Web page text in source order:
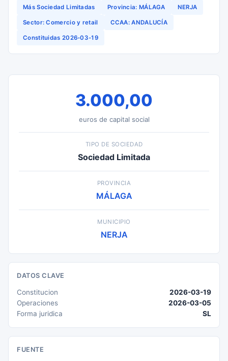
Más Sociedad Limitadas Provincia: MÁLAGA NERJA
Sector: Comercio y retail CCAA: ANDALUCÍA
Constituidas 2026-03-19
3.000,00
euros de capital social
TIPO DE SOCIEDAD
Sociedad Limitada
PROVINCIA
MÁLAGA
MUNICIPIO
NERJA
DATOS CLAVE
Constitucion
2026-03-19
Operaciones
2026-03-05
Forma juridica
SL
FUENTE